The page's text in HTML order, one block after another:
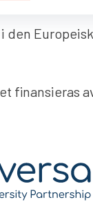
den
finansieras